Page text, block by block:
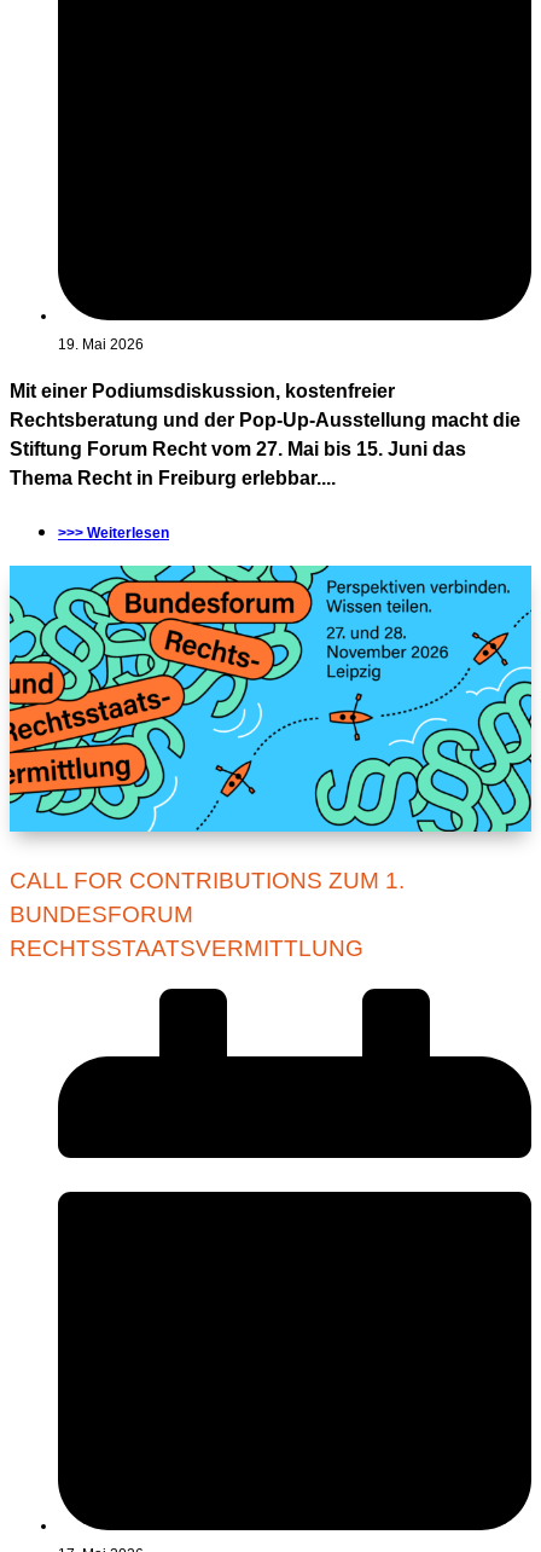
19. Mai 2026
Mit einer Podiumsdiskussion, kostenfreier
Rechtsberatung und der Pop-Up-Ausstellung macht die
Stiftung Forum Recht vom 27. Mai bis 15. Juni das
Thema Recht in Freiburg erlebbar....
>>> Weiterlesen
CALL FOR CONTRIBUTIONS ZUM 1.
BUNDESFORUM
RECHTSSTAATSVERMITTLUNG